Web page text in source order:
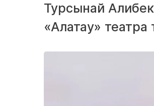
Турсынай
«Алатау»